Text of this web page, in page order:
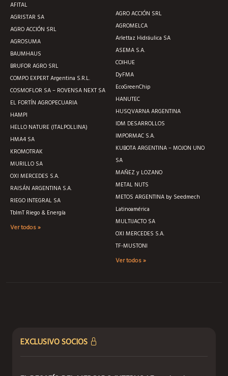
AFITAL
AGRISTAR SA
AGRO ACCIÓN SRL
AGROSUMA
BAUMHAUS
BRUFOR AGRO SRL
COMPO EXPERT Argentina S.R.L.
COSMOFLOR SA – ROVENSA NEXT SA
EL FORTÍN AGROPECUARIA
HAMPI
HELLO NATURE (ITALPOLLINA)
HMA4 SA
KROMOTRAK
MURILLO SA
OXI MERCEDES S.A.
RAISÁN ARGENTINA S.A.
RIEGO INTEGRAL SA
TblmT Riego & Energía
Ver todos »
AGRO ACCIÓN SRL
AGROMELCA
Arlettaz Hidráulica SA
ASEMA S.A.
COIHUE
DyFMA
EcoGreenChip
HANUTEC
HUSQVARNA ARGENTINA
IDM DESARROLLOS
IMPORMAC S.A.
KUBOTA ARGENTINA – MOJON UNO
SA
MAÑEZ y LOZANO
METAL NUTS
METOS ARGENTINA by Seedmech
Latinoamérica
MULTIJACTO SA
OXI MERCEDES S.A.
TF-MUSTONI
Ver todos »
EXCLUSIVO SOCIOS